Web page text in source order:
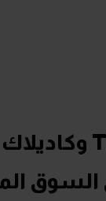
السوق